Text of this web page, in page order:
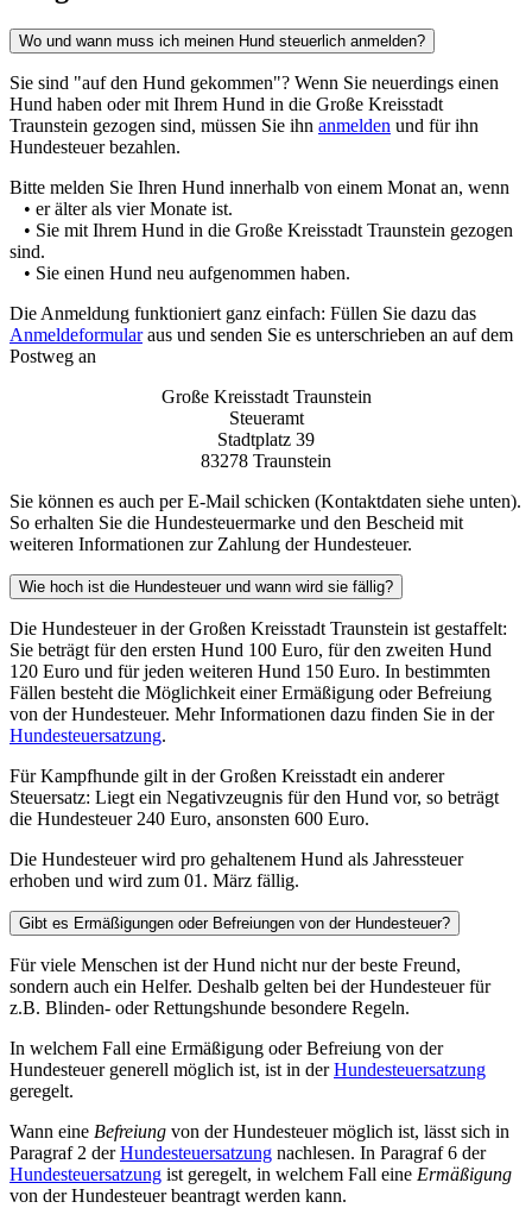
Wo und wann muss ich meinen Hund steuerlich anmelden?
Sie sind "auf den Hund gekommen"? Wenn Sie neuerdings einen
Hund haben oder mit Ihrem Hund in die Große Kreisstadt
Traunstein gezogen sind, müssen Sie ihn anmelden und für ihn
Hundesteuer bezahlen.
Bitte melden Sie Ihren Hund innerhalb von einem Monat an, wenn
• er älter als vier Monate ist.
• Sie mit Ihrem Hund in die Große Kreisstadt Traunstein gezogen
sind.
• Sie einen Hund neu aufgenommen haben.
Die Anmeldung funktioniert ganz einfach: Füllen Sie dazu das
Anmeldeformularaus und senden Sie es unterschrieben an auf dem
Postweg an
Große Kreisstadt Traunstein
Steueramt
Stadtplatz 39
83278 Traunstein
Sie können es auch per E-Mail schicken (Kontaktdaten siehe unten).
So erhalten Sie die Hundesteuermarke und den Bescheid mit
weiteren Informationen zur Zahlung der Hundesteuer.
Wie hoch ist die Hundesteuer und wann wird sie fällig?
Die Hundesteuer in der Großen Kreisstadt Traunstein ist gestaffelt:
Sie beträgt für den ersten Hund 100 Euro, für den zweiten Hund
120 Euro und für jeden weiteren Hund 150 Euro. In bestimmten
Fällen besteht die Möglichkeit einer Ermäßigung oder Befreiung
von der Hundesteuer. Mehr Informationen dazu finden Sie in der
Hundesteuersatzung.
Für Kampfhunde gilt in der Großen Kreisstadt ein anderer
Steuersatz: Liegt ein Negativzeugnis für den Hund vor, so beträgt
die Hundesteuer 240 Euro, ansonsten 600 Euro.
Die Hundesteuer wird pro gehaltenem Hund als Jahressteuer
erhoben und wird zum 01. März fällig.
Gibt es Ermäßigungen oder Befreiungen von der Hundesteuer?
Für viele Menschen ist der Hund nicht nur der beste Freund,
sondern auch ein Helfer. Deshalb gelten bei der Hundesteuer für
z.B. Blinden- oder Rettungshunde besondere Regeln.
In welchem Fall eine Ermäßigung oder Befreiung von der
Hundesteuer generell möglich ist, ist in derHundesteuersatzung
geregelt.
Wann eine Befreiung von der Hundesteuer möglich ist, lässt sich in
Paragraf 2 derHundesteuersatzung nachlesen. In Paragraf 6 der
Hundesteuersatzung ist geregelt, in welchem Fall eine Ermäßigung
von der Hundesteuer beantragt werden kann.